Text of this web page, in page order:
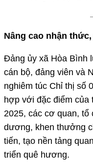
Nâng cao nhận
Đảng ủy xã Hòa Bình
cán bộ, đảng viên và
nghiêm túc Chỉ thị số
hợp với đặc điểm của
2025, các cơ quan,
dương, khen thưởng
tiến, tạo nền tảng
triển quê hương.